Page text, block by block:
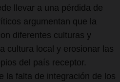
llevar a una pérdida de
argumentan que la
diferentes culturas y
cultura local y erosionar las
del país receptor.
la falta de integración de los